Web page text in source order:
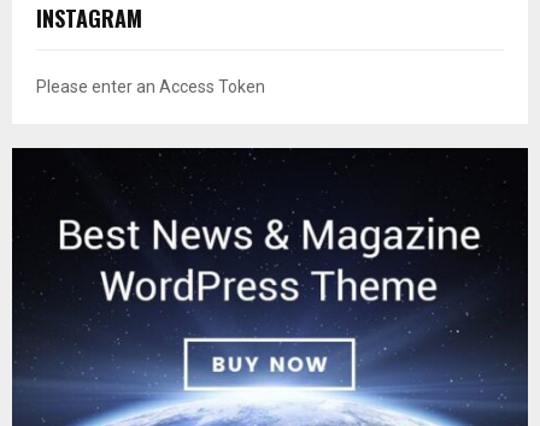
INSTAGRAM
Please enter an Access Token